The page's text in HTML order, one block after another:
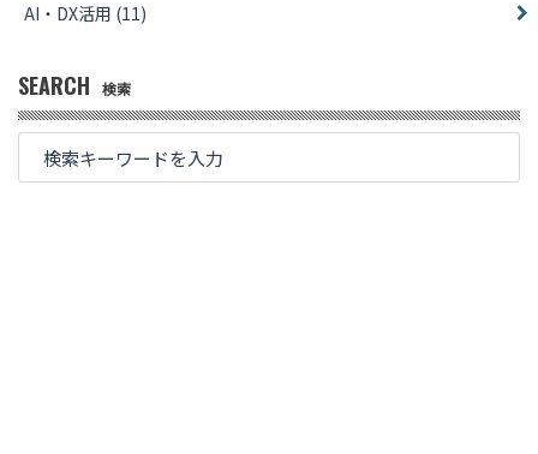
AI・DX活用 (11)
SEARCH 検索